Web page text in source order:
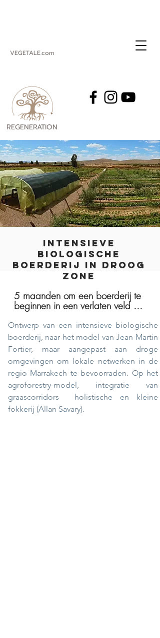
VEGETALE.com
REGENERATION
INTENSIEVE
BIOLOGISCHE
BOERDERIJ IN DROOG
ZONE
5 maanden om een boerderij te
beginnen in een verlaten veld ...
Ontwerp van een intensieve biologische
boerderij, naar het model van Jean-Martin
Fortier, maar aangepast aan droge
omgevingen om lokale netwerken in de
regio Marrakech te bevoorraden. Op het
agroforestry-model, integratie van
graascorridors holistische en kleine
fokkerij (Allan Savary).